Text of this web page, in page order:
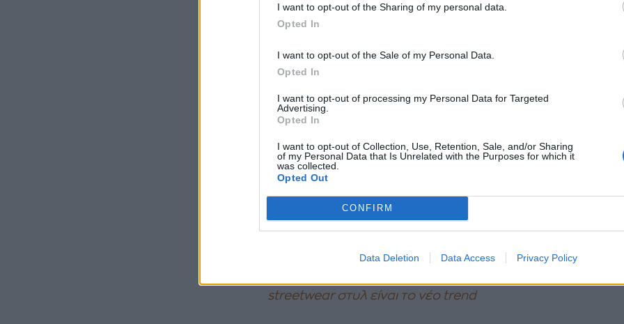
I want to opt-out of the Sharing of my personal data.
Opted In
I want to opt-out of the Sale of my Personal Data.
Opted In
I want to opt-out of processing my Personal Data for Targeted
Advertising.
Opted In
I want to opt-out of Collection, Use, Retention, Sale, and/or Sharing
of my Personal Data that Is Unrelated with the Purposes for which it
was collected.
Opted Out
CONFIRM
Data Deletion Data Access Privacy Policy
Milano, street style
Valentina Valdinoci/launchmetrics.com/spotlight
streetwear στυλ είναι το νέο trend